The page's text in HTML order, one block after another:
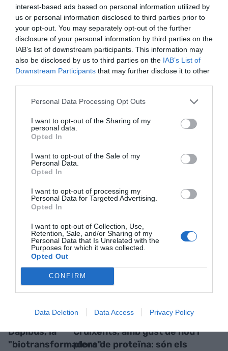
interest-based ads based on personal information utilized by
us or personal information disclosed to third parties prior to
your opt-out. You may separately opt-out of the further
disclosure of your personal information by third parties on the
IAB’s list of downstream participants. This information may
also be disclosed by us to third parties on the IAB’s List of
Downstream Participants that may further disclose it to other
Personal Data Processing Opt Outs
I want to opt-out of the Sharing of my
personal data.
Opted In
I want to opt-out of the Sale of my
Personal Data.
Opted In
I want to opt-out of processing my
Personal Data for Targeted Advertising.
Opted In
I want to opt-out of Collection, Use,
Retention, Sale, and/or Sharing of my
Personal Data that Is Unrelated with the
Purposes for which it was collected.
Opted Out
CONFIRM
Data Deletion Data Access Privacy Policy
la Tordera és comptar amb una nova línia de
negoci, tant de venda d'adob als seus socis i
clients com de suport tècnic en la gestió de
residus agrícoles.
Google de forma gratuïta
ACTIVAR ARA
RELACIONADES
Dapibus, la
"biotransformadora"
Cruixents, amb gust de nou i
plens de proteïna: són els